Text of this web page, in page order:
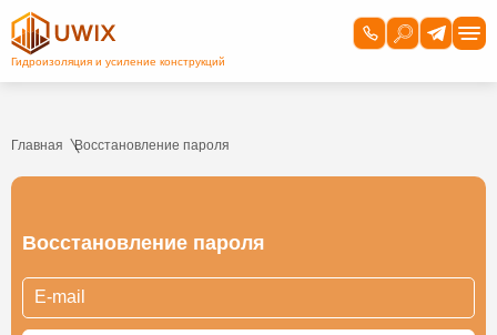
Главная Восстановление пароля
Восстановление пароля